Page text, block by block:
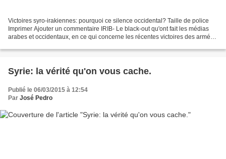
Victoires syro-irakiennes: pourquoi ce silence occidental? Taille de police
Imprimer Ajouter un commentaire IRIB- Le black-out qu'ont fait les médias
arabes et occidentaux, en ce qui concerne les récentes victoires des armées
Syrie: la vérité qu'on vous cache.
Publié le 06/03/2015 à 12:54
Par José Pedro